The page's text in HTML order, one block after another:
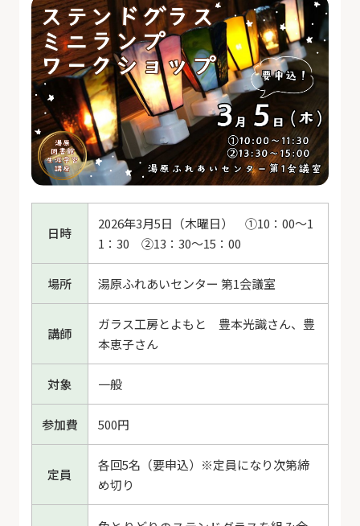
日時
2026年3月5日（木曜日） ①10：00～1
1：30 ②13：30～15：00
場所 湯原ふれあいセンター 第1会議室
講師
ガラス工房とよもと 豊本光識さん、豊
本恵子さん
対象 一般
参加費 500円
定員
各回5名（要申込）※定員になり次第締
め切り